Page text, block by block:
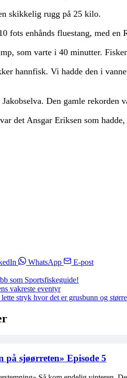
skikkelig rugg på 25 kilo.
fots enhånds fluestang, med
som varte i 40 minutter.
hannfisk. Vi hadde den i
Den gamle rekorden
det Ansgar Eriksen som
WhatsApp E-post
som Sportsfiskeguide!
vakreste eventyr
på sjøørreten» Episode 5